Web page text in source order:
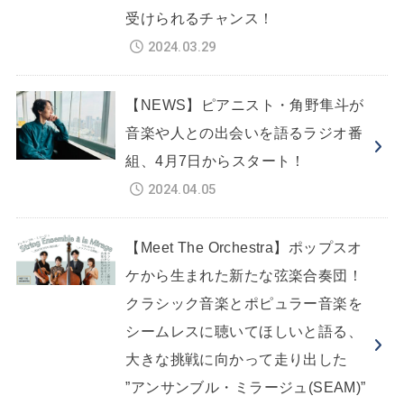
受けられるチャンス！
2024.03.29
【NEWS】ピアニスト・角野隼斗が
音楽や人との出会いを語るラジオ番
組、4月7日からスタート！
2024.04.05
【Meet The Orchestra】ポップスオ
ケから生まれた新たな弦楽合奏団！
クラシック音楽とポピュラー音楽を
シームレスに聴いてほしいと語る、
大きな挑戦に向かって走り出した
”アンサンブル・ミラージュ(SEAM)”